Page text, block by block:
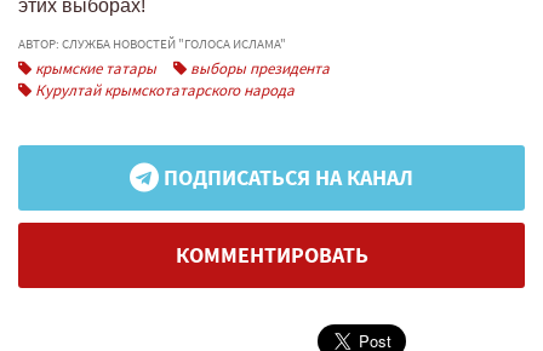
этих выборах!
АВТОР: СЛУЖБА НОВОСТЕЙ "ГОЛОСА ИСЛАМА"
крымские татары
выборы президента
Курултай крымскотатарского народа
ПОДПИСАТЬСЯ НА КАНАЛ
КОММЕНТИРОВАТЬ